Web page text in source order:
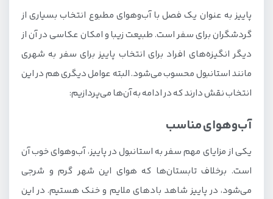
طبیعت رنگارنگ
خلوت بودن شهر
خوراکی‌ها و نوشیدنی‌های پاییزی استانبول
حضور در فستیوال‌ها و رویدادها
مراکز خرید معروف استانبول
چطور به استانبول برویم؟
پاییز به عنوان یک فصل با آب‌وهوای مطبوع انتخاب بسیاری از
گردشگران برای سفر است. طبیعت زیبا و امکان عکاسی در آن از
دیگر انگیزه‌های افراد برای انتخاب پاییز برای سفر به شهری
مانند استانبول محسوب می‌شود. البته عوامل دیگری هم در این
انتخاب نقش دارند که در ادامه به آن‌ها می‌پردازیم:
آب‌وهوای مناسب
یکی از مزایای مهم سفر به استانبول در پاییز، آب‌وهوای خوب آن
است. برخلاف تابستان‌ها که هوای این شهر گرم و شرجی
می‌شود، در پاییز شاهد بادهای ملایم و خنک هستیم. در این